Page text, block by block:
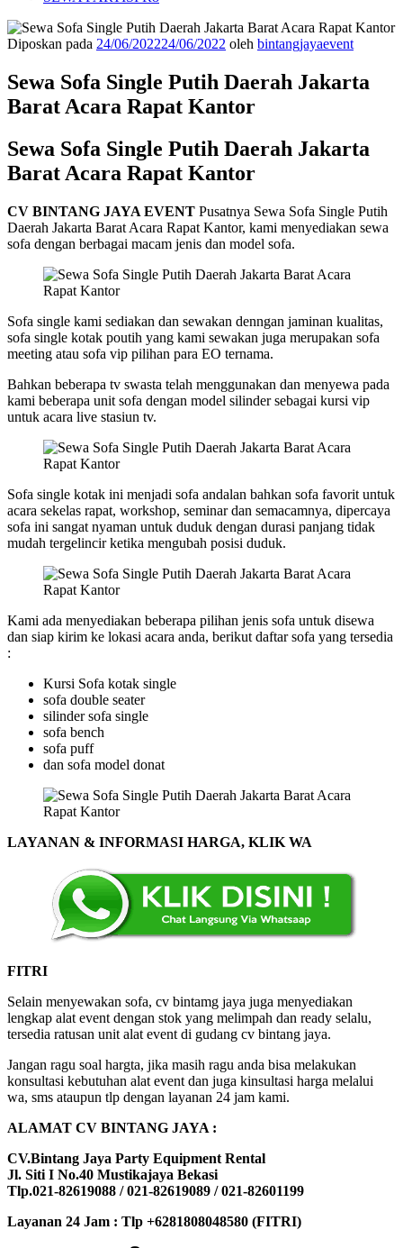
Diposkan pada 24/06/202224/06/2022 oleh bintangjayaevent
Sewa Sofa Single Putih Daerah Jakarta
Barat Acara Rapat Kantor
Sewa Sofa Single Putih Daerah Jakarta
Barat Acara Rapat Kantor
CV BINTANG JAYA EVENT Pusatnya Sewa Sofa Single Putih
Daerah Jakarta Barat Acara Rapat Kantor, kami menyediakan sewa
sofa dengan berbagai macam jenis dan model sofa.
Sofa single kami sediakan dan sewakan denngan jaminan kualitas,
sofa single kotak poutih yang kami sewakan juga merupakan sofa
meeting atau sofa vip pilihan para EO ternama.
Bahkan beberapa tv swasta telah menggunakan dan menyewa pada
kami beberapa unit sofa dengan model silinder sebagai kursi vip
untuk acara live stasiun tv.
Sofa single kotak ini menjadi sofa andalan bahkan sofa favorit untuk
acara sekelas rapat, workshop, seminar dan semacamnya, dipercaya
sofa ini sangat nyaman untuk duduk dengan durasi panjang tidak
mudah tergelincir ketika mengubah posisi duduk.
Kami ada menyediakan beberapa pilihan jenis sofa untuk disewa
dan siap kirim ke lokasi acara anda, berikut daftar sofa yang tersedia
:
Kursi Sofa kotak single
sofa double seater
silinder sofa single
sofa bench
sofa puff
dan sofa model donat
LAYANAN & INFORMASI HARGA, KLIK WA
FITRI
Selain menyewakan sofa, cv bintamg jaya juga menyediakan
lengkap alat event dengan stok yang melimpah dan ready selalu,
tersedia ratusan unit alat event di gudang cv bintang jaya.
Jangan ragu soal hargta, jika masih ragu anda bisa melakukan
konsultasi kebutuhan alat event dan juga kinsultasi harga melalui
wa, sms ataupun tlp dengan layanan 24 jam kami.
ALAMAT CV BINTANG JAYA :
CV.Bintang Jaya Party Equipment Rental
Jl. Siti I No.40 Mustikajaya Bekasi
Tlp.021-82619088 / 021-82619089 / 021-82601199
Layanan 24 Jam : Tlp +6281808048580 (FITRI)